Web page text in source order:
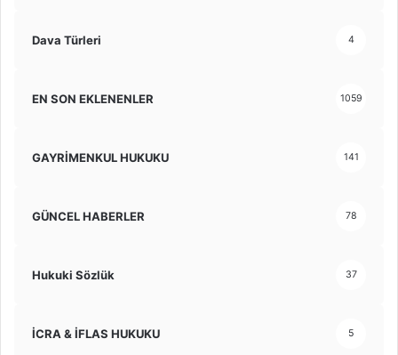
Dava Türleri 4
EN SON EKLENENLER 1059
GAYRİMENKUL HUKUKU 141
GÜNCEL HABERLER 78
Hukuki Sözlük 37
İCRA & İFLAS HUKUKU 5